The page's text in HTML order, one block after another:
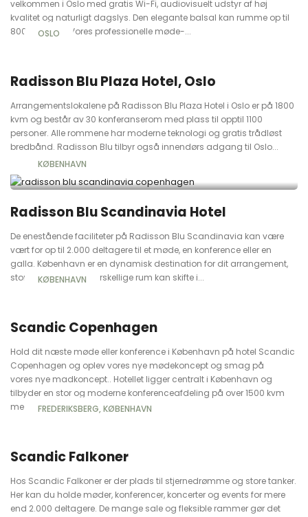
velkommen i Oslo med gratis Wi-Fi, audiovisuelt udstyr af høj
kvalitet og naturligt dagslys. Den elegante balsal kan rumme op til
800 personer. Vores professionelle møde-...
OSLO
Radisson Blu Plaza Hotel, Oslo
Arrangementslokalene på Radisson Blu Plaza Hotel i Oslo er på 1800
kvm og består av 30 konferanserom med plass til opptil 1100
personer. Alle rommene har moderne teknologi og gratis trådløst
bredbånd. Radisson Blu tilbyr også innendørs adgang til Oslo...
KØBENHAVN
Radisson Blu Scandinavia Hotel
De enestående faciliteter på Radisson Blu Scandinavia kan være
vært for op til 2.000 deltagere til et møde, en konference eller en
galla. København er en dynamisk destination for dit arrangement,
stort som småt. De forskellige rum kan skifte i...
KØBENHAVN
Scandic Copenhagen
Hold dit næste møde eller konference i København på hotel Scandic
Copenhagen og oplev vores nye mødekoncept og smag på
vores nye madkoncept.. Hotellet ligger centralt i København og
tilbyder en stor og moderne konferenceafdeling på over 1500 kvm
med plads fra 2...
FREDERIKSBERG KØBENHAVN
Scandic Falkoner
Hos Scandic Falkoner er der plads til stjernedrømme og store tanker.
Her kan du holde møder, konferencer, koncerter og events for mere
end 2.000 deltagere. De mange sale og fleksible rammer gør det